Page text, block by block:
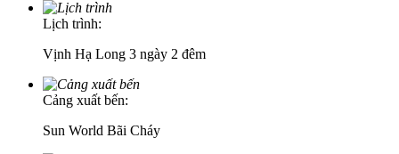
Lịch trình:
Vịnh Hạ Long 3 ngày 2 đêm
Cảng xuất bến:
Sun World Bãi Cháy